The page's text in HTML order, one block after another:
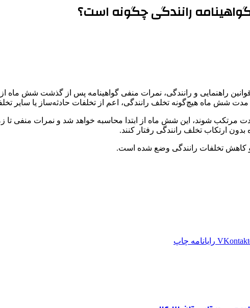
رانندگی چگونه است؟
راهنمایی و رانندگی، نمرات منفی گواهینامه پس از گذشت شش ماه
شش ماه هیچ‌گونه تخلف رانندگی، اعم از تخلفات حادثه‌ساز یا سایر
مرتکب شوند، این شش ماه از ابتدا محاسبه خواهد شد و نمرات منفی
ارتکاب تخلف رانندگی رفتار کنند.
و کاهش تخلفات رانندگی وضع شده است.
رایانامه چاپ